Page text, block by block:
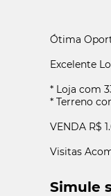
Ótima
Excelente
* Loja com
* Terreno
VENDA R$
Visitas
Simule